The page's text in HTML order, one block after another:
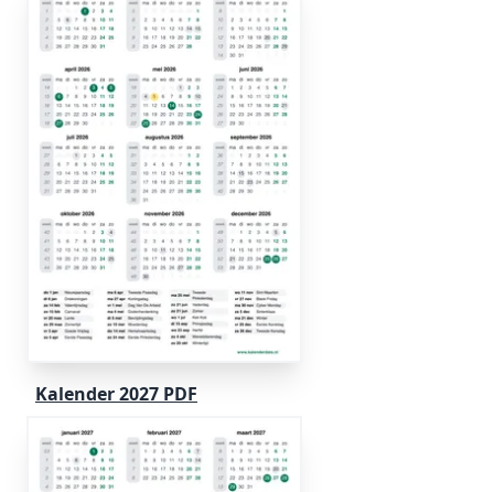
Kalender 2027 PDF